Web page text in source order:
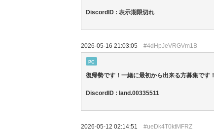
DiscordID : 表示期限切れ
2026-05-16 21:03:05 #4dHpJeVRGVm1B
PC
復帰勢です！一緒に最初から出来る方募集です！
DiscordID : land.00335511
2026-05-12 02:14:51 #ueDk4T0ktMFRZ